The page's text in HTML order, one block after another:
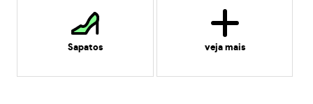
Sapatos veja mais